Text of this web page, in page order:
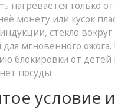
нагревается только
монету или кусок
стекло
мгновенного
блокировки от детей
посуды.
условие